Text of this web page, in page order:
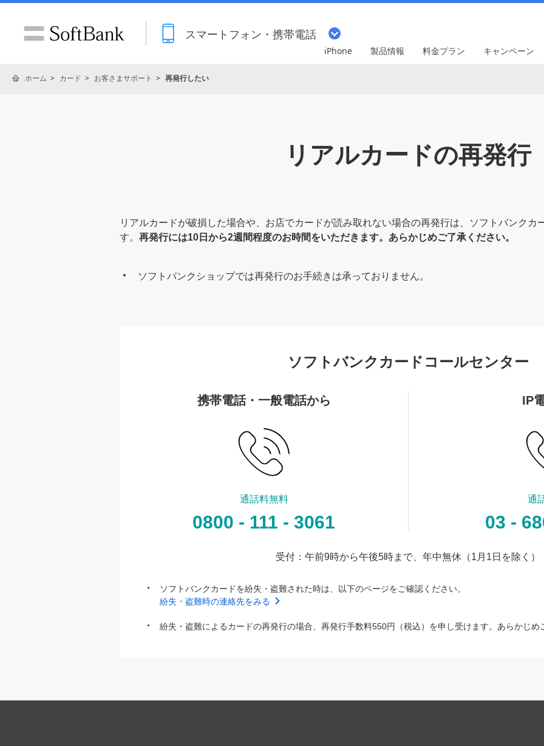
スマートフォン・携帯電話
iPhone 製品情報 料金プラン キャンペーン
ホーム カード お客さまサポート 再発行したい
リアルカードの再発行
リアルカードが破損した場合や、お店でカードが読み取れない場合の再発行は、ソフトバンクカ
す。 再発行には10日から2週間程度のお時間をいただきます。あらかじめご了承ください。
ソフトバンクショップでは再発行のお手続きは承っておりません。
ソフトバンクカードコールセンター
携帯電話・一般電話から
通話料無料
0800 - 111 - 3061
IP
通
03 -
受付：午前9時から午後5時まで、年中無休（1月1日を除く）
ソフトバンクカードを紛失・盗難された時は、以下のページをご確認ください。
紛失・盗難時の連絡先をみる
紛失・盗難によるカードの再発行の場合、再発行手数料550円（税込）を申し受けます。あらかじめ